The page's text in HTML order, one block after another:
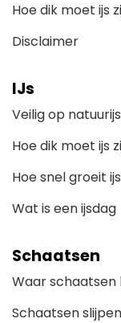
Hoe dik moet ijs
Disclaimer
IJs
Veilig op natuurijs
Hoe dik moet ijs
Hoe snel groeit
Wat is een ijsdag
Schaatsen
Waar schaatsen
Schaatsen slijpen